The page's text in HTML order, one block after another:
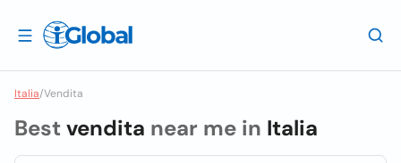
Italia/Vendita
Best vendita near me in Italia